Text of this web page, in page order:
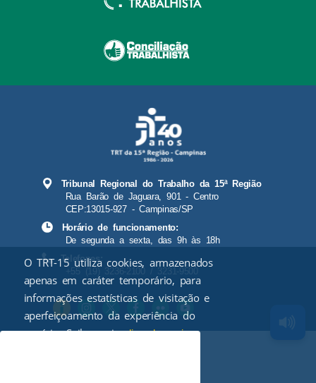
Tribunal Regional do Trabalho da 15ª Região
Rua Barão de Jaguara, 901 - Centro
CEP:13015-927 - Campinas/SP
Horário de funcionamento:
De segunda a sexta, das 9h às 18h
Telefones:
+55 (19) 3236-2100 / 3231-9500
O TRT-15 utiliza cookies, armazenados
apenas em caráter temporário, para
informações estatísticas de visitação e
aperfeiçoamento da experiência do
usuário. Saiba maisclicando aqui.